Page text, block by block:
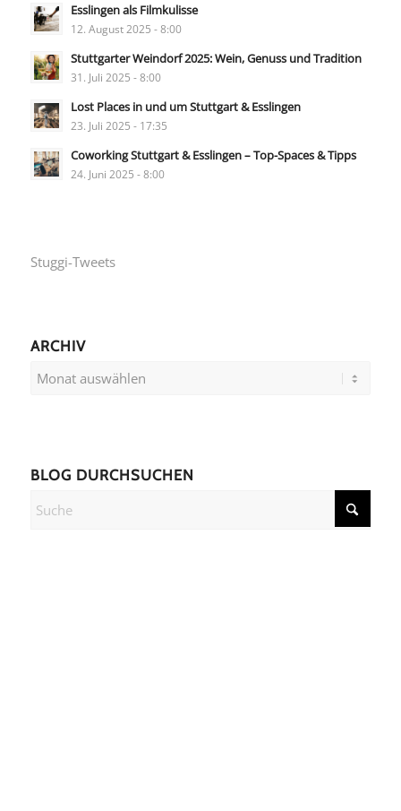
Esslingen als Filmkulisse
12. August 2025 - 8:00
Stuttgarter Weindorf 2025: Wein, Genuss und Tradition
31. Juli 2025 - 8:00
Lost Places in und um Stuttgart & Esslingen
23. Juli 2025 - 17:35
Coworking Stuttgart & Esslingen – Top-Spaces & Tipps
24. Juni 2025 - 8:00
Stuggi-Tweets
ARCHIV
BLOG DURCHSUCHEN